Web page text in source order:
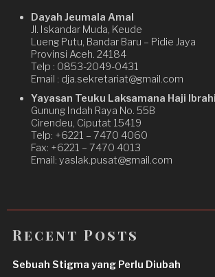
Dayah Jeumala Amal
Jl. Iskandar Muda, Keude
Lueng Putu, Bandar Baru – Pidie Jaya
Provinsi Aceh. 24184
Telp : 0853-2049-0431
Email : dja.sekretariat@gmail.com
Yayasan Teuku Laksamana Haji
Gunung Indah Raya No. 55B
Cirendeu, Ciputat 15419
Telp: +6221 – 7470 4060
Fax: +6221 – 7470 4013
Email: yaslak.pusat@gmail.com
Recent Posts
Sebuah Stigma yang Perlu Diubah